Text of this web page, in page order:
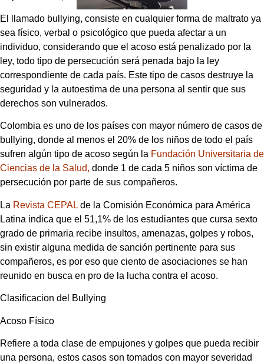
El llamado bullying, consiste en cualquier forma de maltrato ya
sea físico, verbal o psicológico que pueda afectar a un
individuo, considerando que el acoso está penalizado por la
ley, todo tipo de persecución será penada bajo la ley
correspondiente de cada país. Este tipo de casos destruye la
seguridad y la autoestima de una persona al sentir que sus
derechos son vulnerados.
Colombia es uno de los países con mayor número de casos de
bullying, donde al menos el 20% de los niños de todo el país
sufren algún tipo de acoso según la Fundación Universitaria de
Ciencias de la Salud, donde 1 de cada 5 niños son víctima de
persecución por parte de sus compañeros.
La Revista CEPAL de la Comisión Económica para América
Latina indica que el 51,1% de los estudiantes que cursa sexto
grado de primaria recibe insultos, amenazas, golpes y robos,
sin existir alguna medida de sanción pertinente para sus
compañeros, es por eso que ciento de asociaciones se han
reunido en busca en pro de la lucha contra el acoso.
Clasificacion del Bullying
Acoso Físico
Refiere a toda clase de empujones y golpes que pueda recibir
una persona, estos casos son tomados con mayor severidad